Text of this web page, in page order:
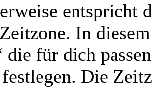
entspricht
In
die für dich
Die